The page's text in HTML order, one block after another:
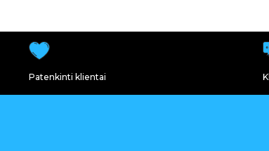
Patenkinti klientai